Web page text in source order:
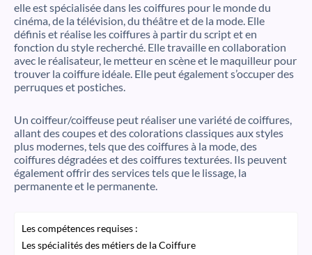
elle est spécialisée dans les coiffures pour le monde du
cinéma, de la télévision, du théâtre et de la mode. Elle
définis et réalise les coiffures à partir du script et en
fonction du style recherché. Elle travaille en collaboration
avec le réalisateur, le metteur en scène et le maquilleur pour
trouver la coiffure idéale. Elle peut également s’occuper des
perruques et postiches.
Un coiffeur/coiffeuse peut réaliser une variété de coiffures,
allant des coupes et des colorations classiques aux styles
plus modernes, tels que des coiffures à la mode, des
coiffures dégradées et des coiffures texturées. Ils peuvent
également offrir des services tels que le lissage, la
permanente et le permanente.
Les compétences requises :
Les spécialités des métiers de la Coiffure